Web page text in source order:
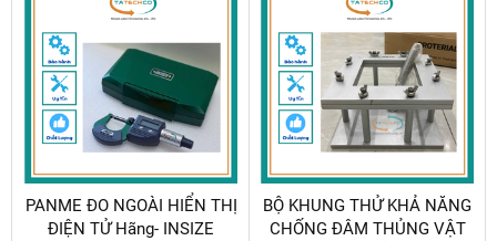
PANME ĐO NGOÀI HIỂN THỊ
ĐIỆN TỬ Hãng- INSIZE
BỘ KHUNG THỬ KHẢ NĂNG
CHỐNG ĐÂM THỦNG VẬT